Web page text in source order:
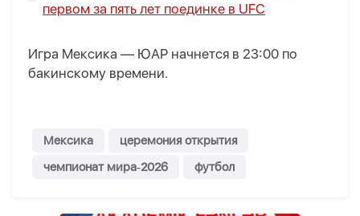
первом за пять лет поединке в UFC
Игра Мексика — ЮАР начнется в 23:00 по
бакинскому времени.
Мексика
церемония открытия
чемпионат мира‑2026
футбол